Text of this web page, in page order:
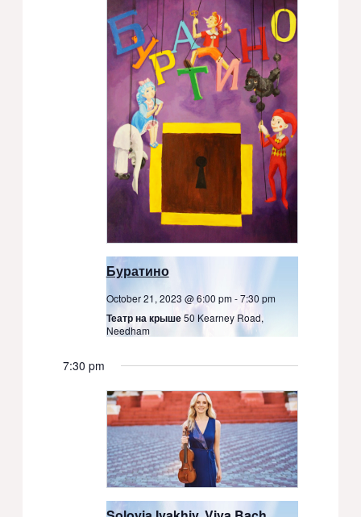
2023
Views
Navigation
Буратино
October 21, 2023 @ 6:00 pm-7:30 pm
Театр на крыше50 Kearney Road,
Needham
7:30 pm